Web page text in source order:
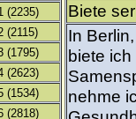
(2235)
(2115)
(1795)
(2623)
(1534)
(2818)
Biete
In
biete
nehme